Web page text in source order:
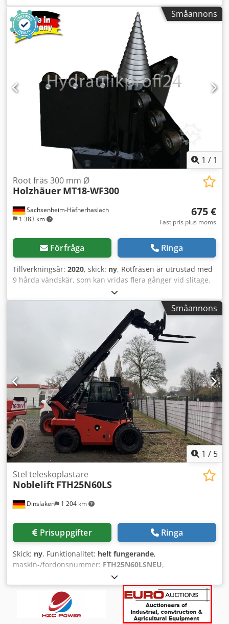
följande språk: tyska, engelska, polska, turkiska Obs: Vi
erbjuder och rekommenderar starkt en besiktning och
kontroll av varan så att inga felaktiga förväntningar
uppkommer kring skick och lämplighet. Visning och
granskning är möjlig när som helst efter överenskommelse
och är uttryckligen önskad. All information ges utan
garanti. Säljaren ansvarar inte för eventuella felaktiga
uppgifter i annonsen. Köparen är skyldig att själv förvissa
sig om varans/fordonets skick och utrustning. Ändringar,
mellanförsäljning och fel förbehålles.
Lyfttid 10,24 s · Sänktid 7,95 s · Utdragning av teleskop 9,89
s · Indragning av teleskop 9,48 s · Tilta framåt 3,06 s ·
Tömning 2,44 s · Motoremissionsstandard Stage V · Antal
cylindrar / cylindervolym 4 - 3 331 cm³ · Nominell
motoreffekt - Effekt (kW) 75 hk / 54,60 kW · Max.
vridmoment / motorvarvtal 265 Nm @ 1 400 rpm ·
Dragkraft 3 860 daN · Växeltyp Hydrostatisk · Antal växlar
(framåt/bakåt) 2 / 2 · Max. körhastighet 24,90 km/h ·
Parkeringsbroms Hydraulisk · Pump typ Kugghjulspump ·
Hydraulflöde / hydraultryck 88 l/min / 245 bar · Motorolja
11 l · Hydraulolja 115 l Codpfx Apsxd D R Eo Ierf ·
Bränsletankvolym 90 l · Ljudnivå i förarhytten (LpA) 74 dB ·
Omgivningsljud (LwA) 103 dB · Vibrationsbelastning
hand/arm < 2,50 m/s² · Styrhjul (fram / bak) 2 / 2 · Säkerhet
kabingodkännande: ROPS - FOPS nivå 2
Småannons
1 / 1
Sachsenheim-Häfnerhaslach
1 383 km
Root fräs 300 mm Ø
Holzhäuer MT18-WF300
675 €
Fast pris plus moms
Förfråga Ringa
Tillverkningsår: 2020, skick: ny, Rotfräsen är utrustad med
9 hårda vändskär, som kan vridas flera gånger vid slitage.
Skären har lång livslängd. Det finns skär med tre olika
spånvinklar för att optimalt bearbeta trä med olika
hårdhet. Fräsen kan även användas för att fräsa ur
blomlådor eller utföra andra fräsarbeten. Crjdodf Sd Sopfx
Ap Ief Artikelnummer: MT18-WF300
Småannons
1 / 5
Dinslaken 1 204 km
Stel teleskoplastare
Noblelift FTH25N60LS
Prisuppgifter Ringa
Skick: ny, Funktionalitet: helt fungerande,
maskin-/fordonsnummer: FTH25N60LSNEU,
, lastkapacitet:
6 000 mm, bränsletyp:diesel, masttyp:teleskopisk,
byggnadshöjd: 2 280 mm , effekt:42 kW (57,10 hk),
gaffellängd:1 220 mm 5 800 kg, total längd:
3 550
, drivtyp:Diesel, konstruktionsbredd:1 600 mm,